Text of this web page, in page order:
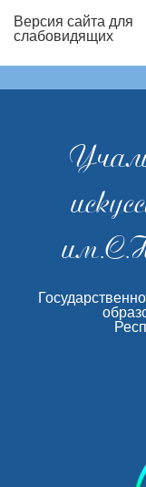
Версия сайта для
слабовидящих